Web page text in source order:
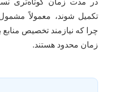
تکمیل شوند، معمولاً
چرا که نیازمند تخصیص
زمان محدود هستند.